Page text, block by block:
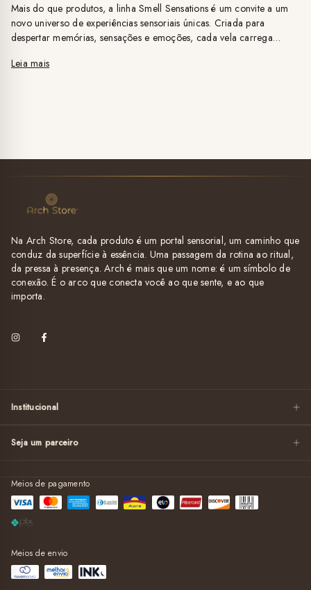
Mais do que produtos, a linha Smell Sensations é um convite a um
novo universo de experiências sensoriais únicas. Criada para
despertar memórias, sensações e emoções, cada vela carrega
Leia mais
Na Arch Store, cada produto é um portal sensorial, um caminho que
conduz da superfície à essência. Uma passagem da rotina ao ritual,
da pressa à presença. Arch é mais que um nome: é um símbolo de
conexão. É o arco que conecta você ao que sente, e ao que
importa.
Institucional
Seja um parceiro
Meios de pagamento
Meios de envio